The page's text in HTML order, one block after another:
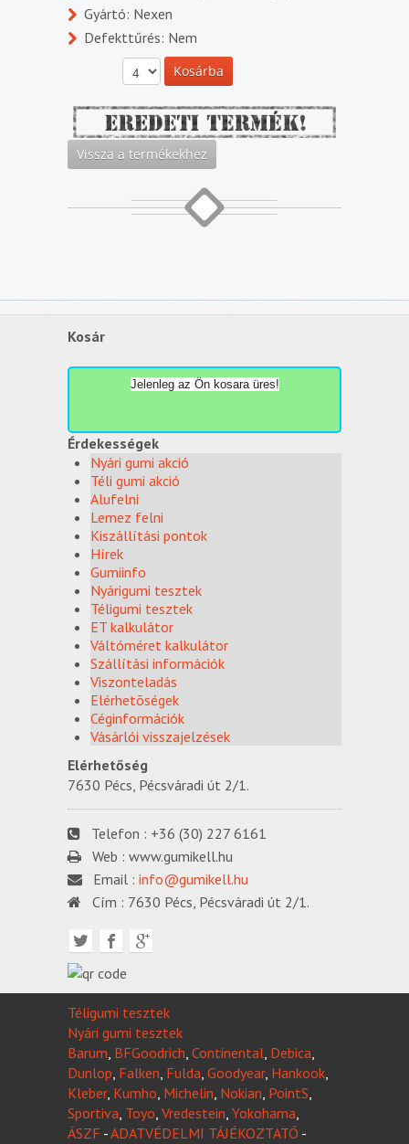
Gyártó: Nexen
Defekttűrés: Nem
Kosár
Jelenleg az Ön kosara üres!
Érdekességek
Nyári gumi akció
Téli gumi akció
Alufelni
Lemez felni
Kiszállítási pontok
Hírek
Gumiinfo
Nyárigumi tesztek
Téligumi tesztek
ET kalkulátor
Váltóméret kalkulátor
Szállítási információk
Viszonteladás
Elérhetõségek
Céginformációk
Vásárlói visszajelzések
Elérhetőség
7630 Pécs, Pécsváradi út 2/1.
Telefon : +36 (30) 227 6161
Web : www.gumikell.hu
Email : info@gumikell.hu
Cím : 7630 Pécs, Pécsváradi út 2/1.
Téligumi tesztek
Nyári gumi tesztek
Barum BFGoodrich Continental Debica
Dunlop Falken Fulda Goodyear, Hankook
Kleber, Kumho Michelin Nokian PointS
Sportiva Toyo Vredestein Yokohama
ÁSZF -ADATVÉDELMI TÁJÉKOZTATÓ -